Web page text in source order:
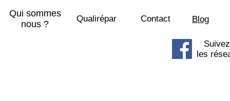
Qui sommes
nous ?
Qualirépar Contact Blog
les